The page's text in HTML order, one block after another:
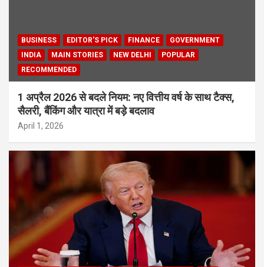
BUSINESS EDITOR'S PICK FINANCE
GOVERNMENT
INDIA
MAIN STORIES NEW DELHI
POPULAR
RECOMMENDED
1 अप्रैल 2026 से बदले नियम: नए वित्तीय वर्ष के साथ टैक्स,
सैलरी, बैंकिंग और यात्रा में बड़े बदलाव
April 1, 2026